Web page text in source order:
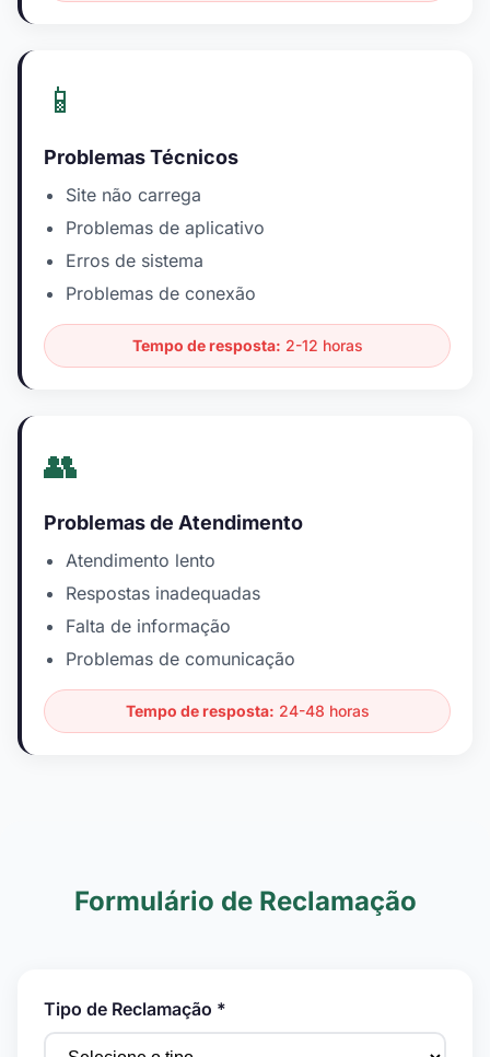
📱
Problemas Técnicos
Site não carrega
Problemas de aplicativo
Erros de sistema
Problemas de conexão
Tempo de resposta: 2-12 horas
👥
Problemas de Atendimento
Atendimento lento
Respostas inadequadas
Falta de informação
Problemas de comunicação
Tempo de resposta: 24-48 horas
Formulário de Reclamação
Tipo de Reclamação *